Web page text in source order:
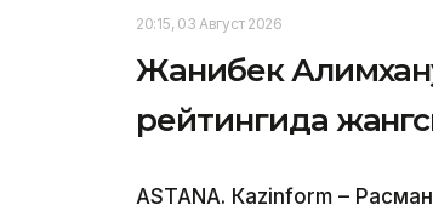
20:15, 03 Август 2026
Жанибек
рейтингида
ASTANА. Кazinform –